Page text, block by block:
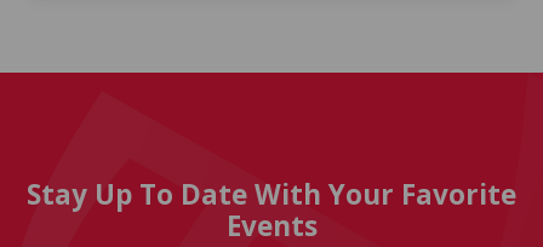
Stay Up To Date With Your Favorite
Events